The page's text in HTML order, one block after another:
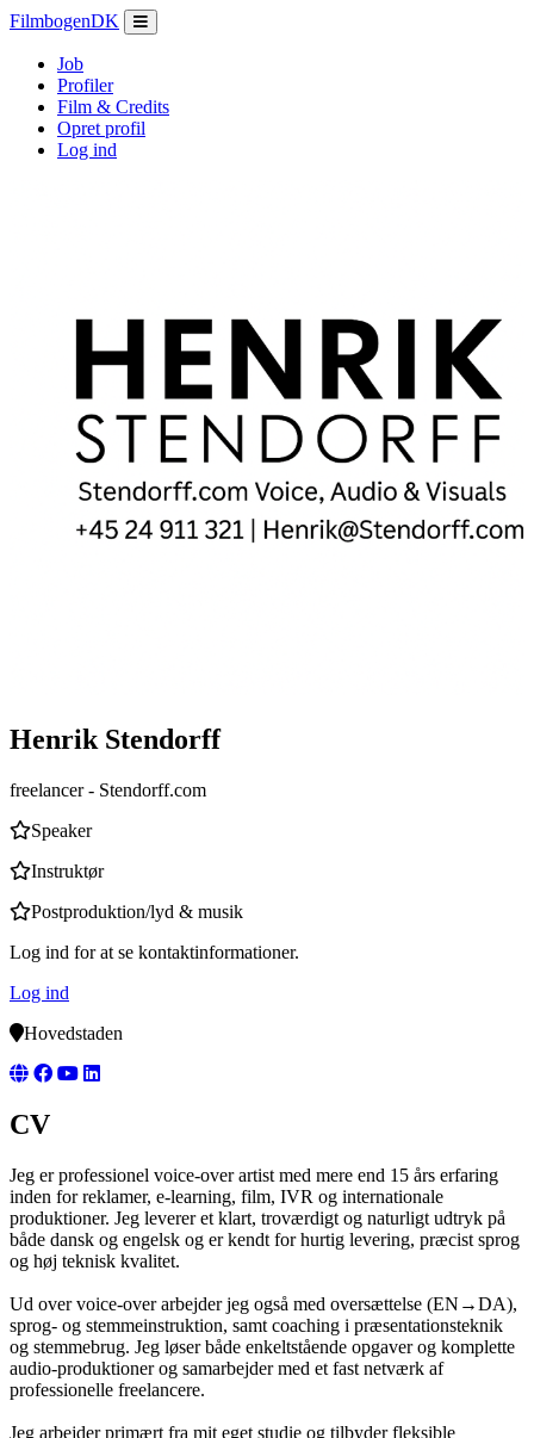
FilmbogenDK
Job
Profiler
Film & Credits
Opret profil
Log ind
Henrik Stendorff
freelancer- Stendorff.com
Speaker
Instruktør
Postproduktion/lyd & musik
Log ind for at se kontaktinformationer.
Log ind
Hovedstaden
CV
Jeg er professionel voice-over artist med mere end 15 års erfaring
inden for reklamer, e-learning, film, IVR og internationale
produktioner. Jeg leverer et klart, troværdigt og naturligt udtryk på
både dansk og engelsk og er kendt for hurtig levering, præcist sprog
og høj teknisk kvalitet.
Ud over voice-over arbejder jeg også med oversættelse (EN→DA),
sprog- og stemmeinstruktion, samt coaching i præsentationsteknik
og stemmebrug. Jeg løser både enkeltstående opgaver og komplette
audio-produktioner og samarbejder med et fast netværk af
professionelle freelancere.
Jeg arbejder primært fra mit eget studie og tilbyder fleksible